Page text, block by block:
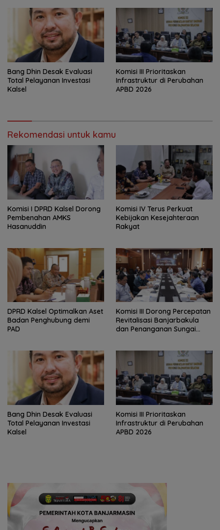
‎Bang Dhin Desak Evaluasi
Total Pelayanan Investasi
Kalsel
‎Komisi III Prioritaskan
Infrastruktur di Perubahan
APBD 2026
Rekomendasi untuk kamu
Komisi I DPRD Kalsel Dorong
Pembenahan AMKS
Hasanuddin
Komisi IV Terus Perkuat
Kebijakan Kesejahteraan
Rakyat
‎DPRD Kalsel Optimalkan Aset
Badan Penghubung demi
PAD
‎Komisi III Dorong Percepatan
Revitalisasi Banjarbakula
dan Penanganan Sungai
‎Bang Dhin Desak Evaluasi
Total Pelayanan Investasi
Kalsel
‎Komisi III Prioritaskan
Infrastruktur di Perubahan
APBD 2026